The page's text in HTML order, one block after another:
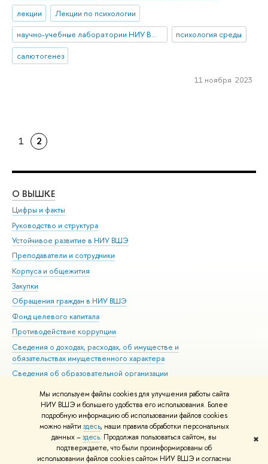
Мы используем файлы cookies для улучшения работы сайта
НИУ ВШЭ и большего удобства его использования. Более
подробную информацию об использовании файлов cookies
можно найти здесь, наши правила обработки персональных
данных –здесь. Продолжая пользоваться сайтом, вы
подтверждаете, что были проинформированы об
использовании файлов cookies сайтом НИУ ВШЭ и согласны
✖
лекции
Лекции по психологии
научно-учебные лаборатории НИУ ВШЭ
психология среды
салютогенез
11 ноября 2023
1 2
О ВЫШКЕ
Цифры и факты
Руководство и структура
Устойчивое развитие в НИУ ВШЭ
Преподаватели и сотрудники
Корпуса и общежития
Закупки
Обращения граждан в НИУ ВШЭ
Фонд целевого капитала
Противодействие коррупции
Сведения о доходах, расходах, об имуществе и
обязательствах имущественного характера
Сведения об образовательной организации
Людям с ограниченными возможностями здоровья
Единая платежная страница
Работа в Вышке
© НИУ ВШЭ 1993–2026 Адреса и контакты Условия использования